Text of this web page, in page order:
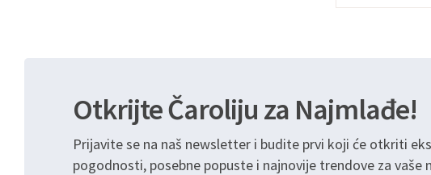
Otkrijte Čaroliju za Najmlađe!
Prijavite se na naš newsletter i budite prvi koji će otkriti
pogodnosti, posebne popuste i najnovije trendove za vaše